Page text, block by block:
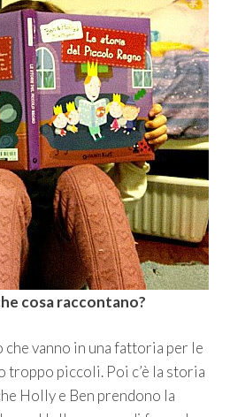
cosa raccontano?
che vanno in una fattoria per le
troppo piccoli. Poi c’è la storia
Holly e Ben prendono la